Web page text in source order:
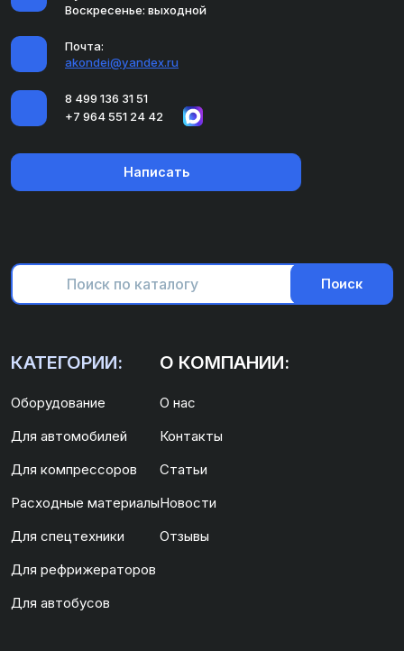
Воскресенье: выходной
Почта:
akondei@yandex.ru
8 499 136 31 51
+7 964 551 24 42
Написать
Поиск
КАТЕГОРИИ:
Оборудование
Для автомобилей
Для компрессоров
Расходные материалы
Для спецтехники
Для рефрижераторов
Для автобусов
О КОМПАНИИ:
О нас
Контакты
Статьи
Новости
Отзывы